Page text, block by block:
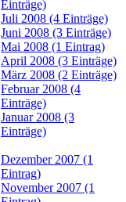
Einträge)
Juli 2008 (4 Einträge)
Juni 2008 (3 Einträge)
Mai 2008 (1 Eintrag)
April 2008 (3 Einträge)
März 2008 (2 Einträge)
Februar 2008 (4
Einträge)
Januar 2008 (3
Einträge)
Dezember 2007 (1
Eintrag)
November 2007 (1